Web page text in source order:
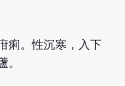
痢。性沉寒，入下
。